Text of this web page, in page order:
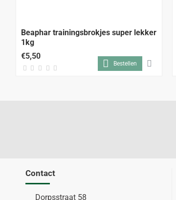
Beaphar trainingsbrokjes super lekker
1kg
€5,50
Bestellen
Contact
Dorpsstraat 58